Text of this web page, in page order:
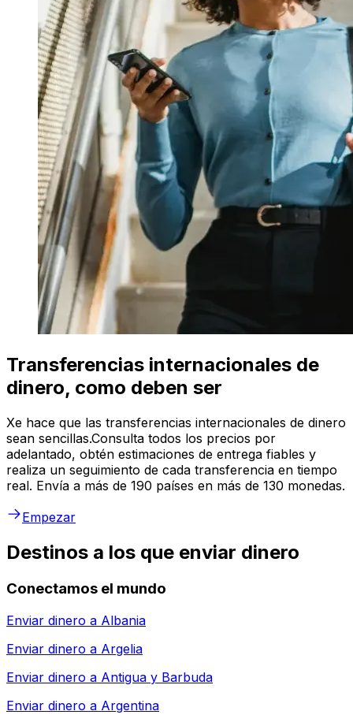
Transferencias internacionales de
dinero, como deben ser
Xe hace que las transferencias internacionales de dinero
sean sencillas.Consulta todos los precios por
adelantado, obtén estimaciones de entrega fiables y
realiza un seguimiento de cada transferencia en tiempo
real. Envía a más de 190 países en más de 130 monedas.
Empezar
Destinos a los que enviar dinero
Conectamos el mundo
Enviar dinero a Albania
Enviar dinero a Argelia
Enviar dinero a Antigua y Barbuda
Enviar dinero a Argentina